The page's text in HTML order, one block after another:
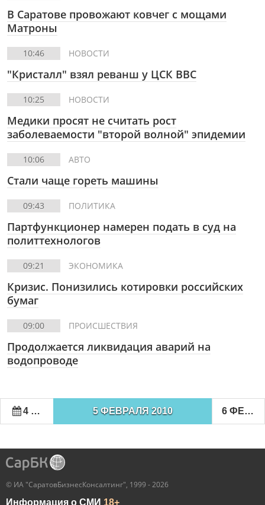
В Саратове провожают ковчег с мощами
Матроны
10:46 НОВОСТИ
"Кристалл" взял реванш у ЦСК ВВС
10:25 НОВОСТИ
Медики просят не считать рост
заболеваемости "второй волной" эпидемии
10:06 АВТО
Стали чаще гореть машины
09:43 ПОЛИТИКА
Партфункционер намерен подать в суд на
политтехнологов
09:21 ЭКОНОМИКА
Кризис. Понизились котировки российских
бумаг
09:00 ПРОИСШЕСТВИЯ
Продолжается ликвидация аварий на
водопроводе
4 ФЕВРАЛЯ 2010 5 ФЕВРАЛЯ 2010 6 ФЕВРАЛЯ 2010
© ИА "СаратовБизнесКонсалтинг", 1999 - 2026
Информация о СМИ 18+